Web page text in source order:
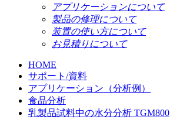
アプリケーションについて
製品の修理について
装置の使い方について
お見積りについて
HOME
サポート/資料
アプリケーション（分析例）
食品分析
乳製品試料中の水分分析 TGM800